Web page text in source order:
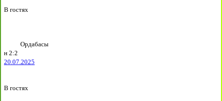
В гостях
Ордабасы
н 2:2
20.07.2025
В гостях